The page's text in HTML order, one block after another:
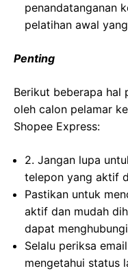
penandatanganan
pelatihan awal
Penting
Berikut beberapa hal
oleh calon pelamar
Shopee Express:
2. Jangan lupa
telepon yang aktif
Pastikan untuk
aktif dan mudah
dapat
Selalu periksa
mengetahui status